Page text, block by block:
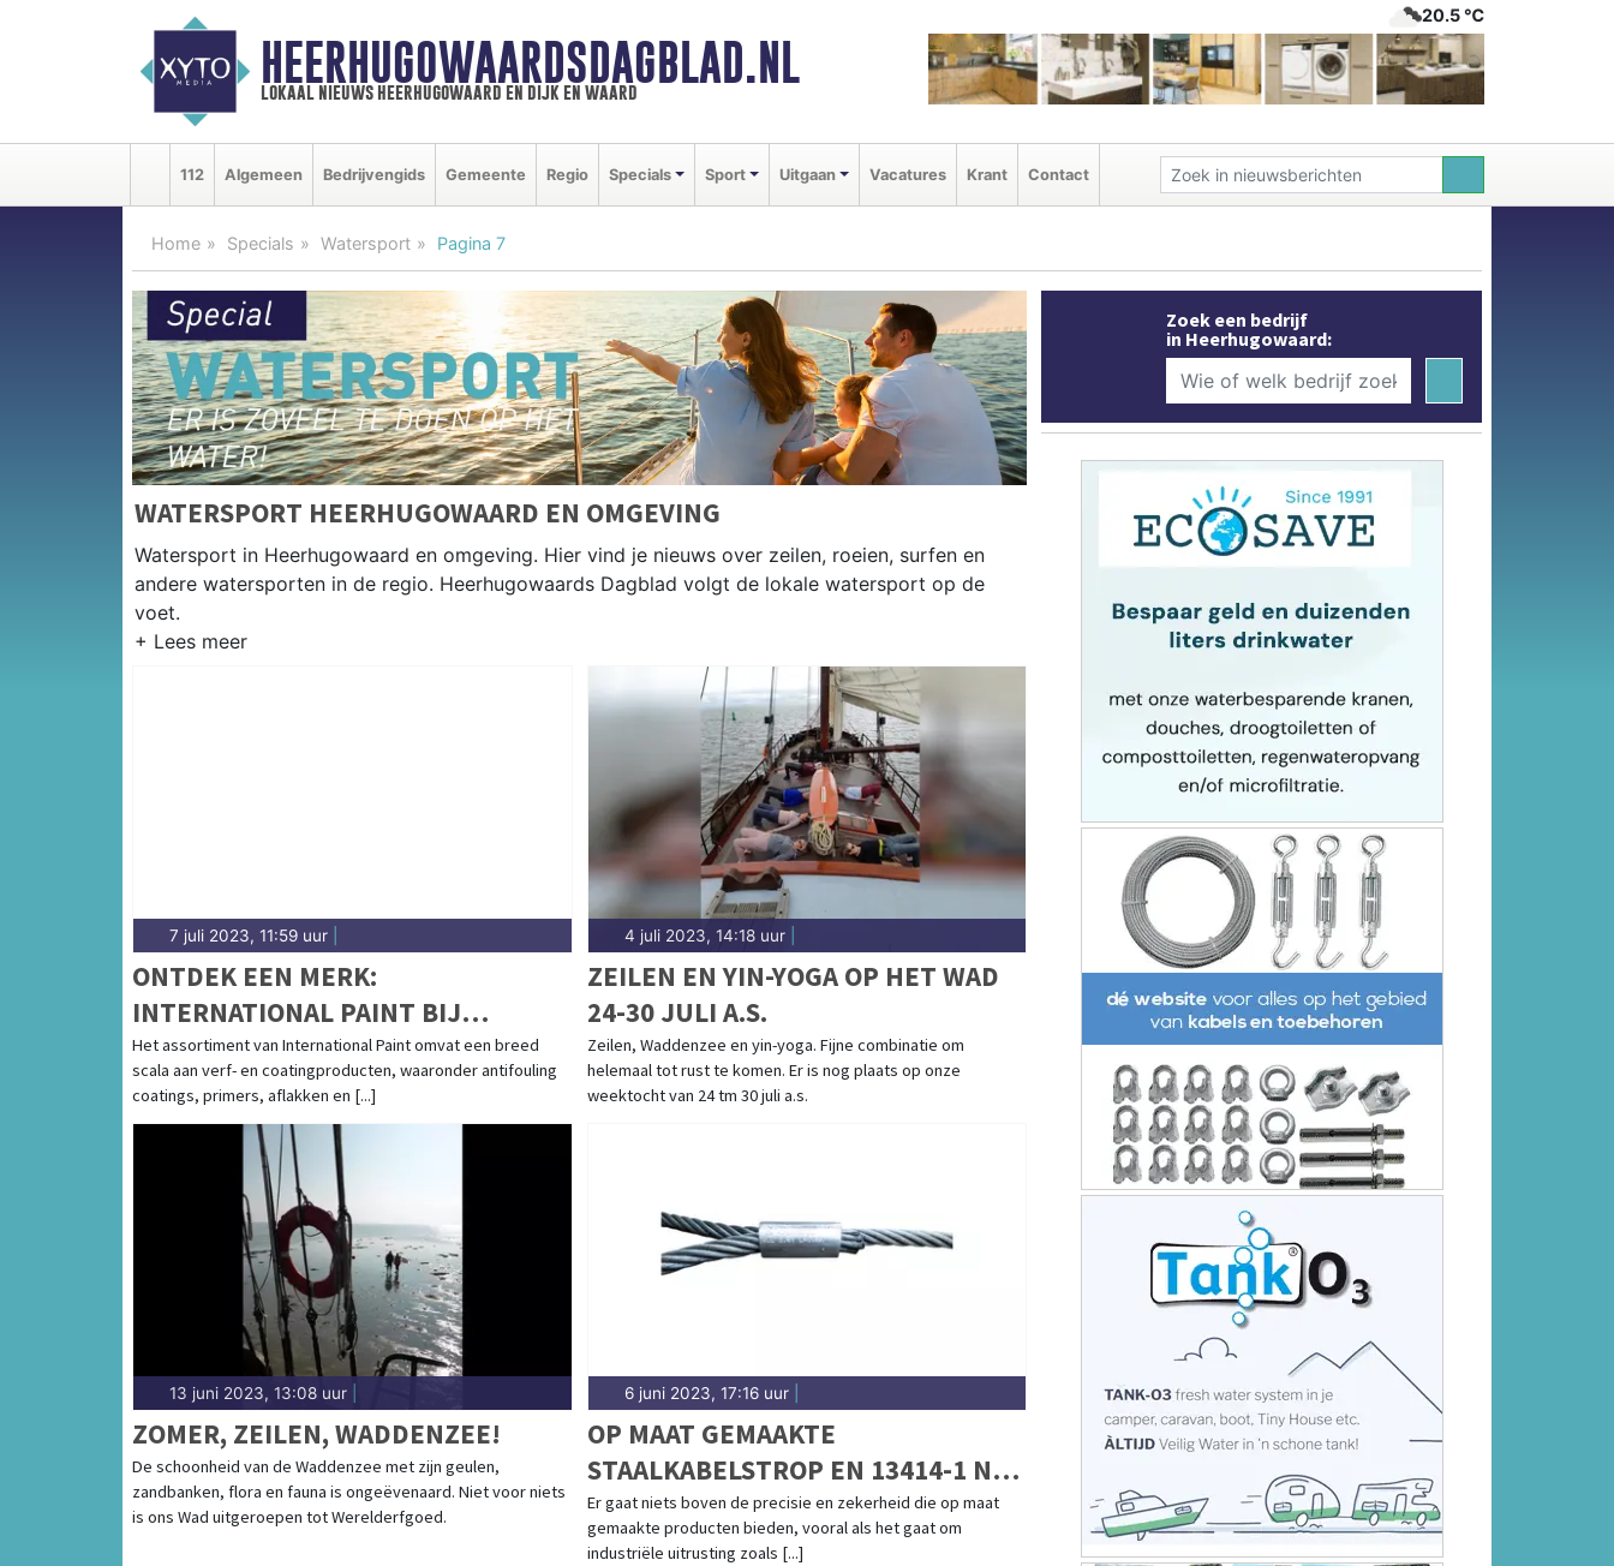
HEERHUGOWAARDSDAGBLAD.NL
lokaal nieuws heerhugowaard en dijk en waard
20.5 ℃
112 Algemeen Bedrijvengids Gemeente Regio Specials Sport Uitgaan Vacatures Krant Contact
Home Specials Watersport Pagina 7
WATERSPORT HEERHUGOWAARD EN OMGEVING
Watersport in Heerhugowaard en omgeving. Hier vind je nieuws over zeilen, roeien, surfen en
andere watersporten in de regio. Heerhugowaards Dagblad volgt de lokale watersport op de
voet.
7 juli 2023, 11:59 uur
ONTDEK EEN MERK:
INTERNATIONAL PAINT BIJ
MARINEDISCOUNTER.NL
Het assortiment van International Paint omvat een breed
scala aan verf- en coatingproducten, waaronder antifouling
coatings, primers, aflakken en [...]
4 juli 2023, 14:18 uur|
ZEILEN EN YIN-YOGA OP HET WAD
24-30 JULI A.S.
Zeilen, Waddenzee en yin-yoga. Fijne combinatie om
helemaal tot rust te komen. Er is nog plaats op onze
weektocht van 24 tm 30 juli a.s.
13 juni 2023, 13:08 uur
ZOMER, ZEILEN, WADDENZEE!
De schoonheid van de Waddenzee met zijn geulen,
zandbanken, flora en fauna is ongeëvenaard. Niet voor niets
is ons Wad uitgeroepen tot Werelderfgoed.
6 juni 2023, 17:16 uur|
OP MAAT GEMAAKTE
STAALKABELSTROP EN 13414-1 NU
BESCHIKBAAR BIJ
STAALKABELSTUNTER
Er gaat niets boven de precisie en zekerheid die op maat
gemaakte producten bieden, vooral als het gaat om
industriële uitrusting zoals [...]
Zoek een bedrijf
in Heerhugowaard: